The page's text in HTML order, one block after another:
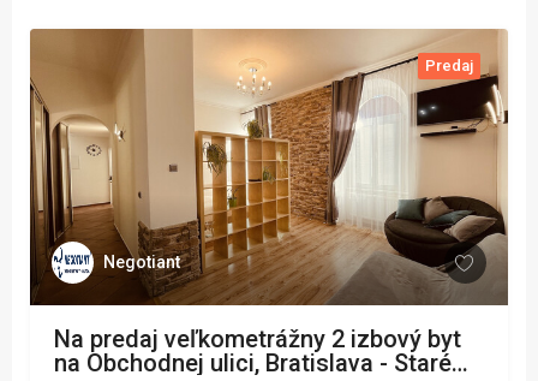
Predaj
Negotiant
Na predaj veľkometrážny 2 izbový byt
na Obchodnej ulici, Bratislava - Staré